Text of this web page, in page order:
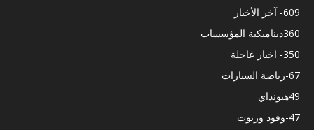
- آخر الأخبار609
ديناميكية المؤسسات360
- اخبار عاجلة350
-رياضة السيارات67
هيونداي49
-وقود وزيوت47